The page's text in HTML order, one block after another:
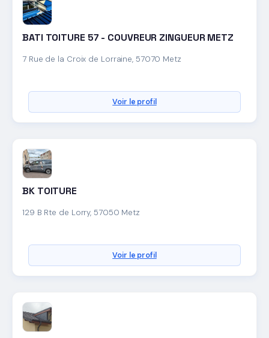
BATI TOITURE 57 - COUVREUR ZINGUEUR METZ
7 Rue de la Croix de Lorraine, 57070 Metz
Voir le profil
BK TOITURE
129 B Rte de Lorry, 57050 Metz
Voir le profil